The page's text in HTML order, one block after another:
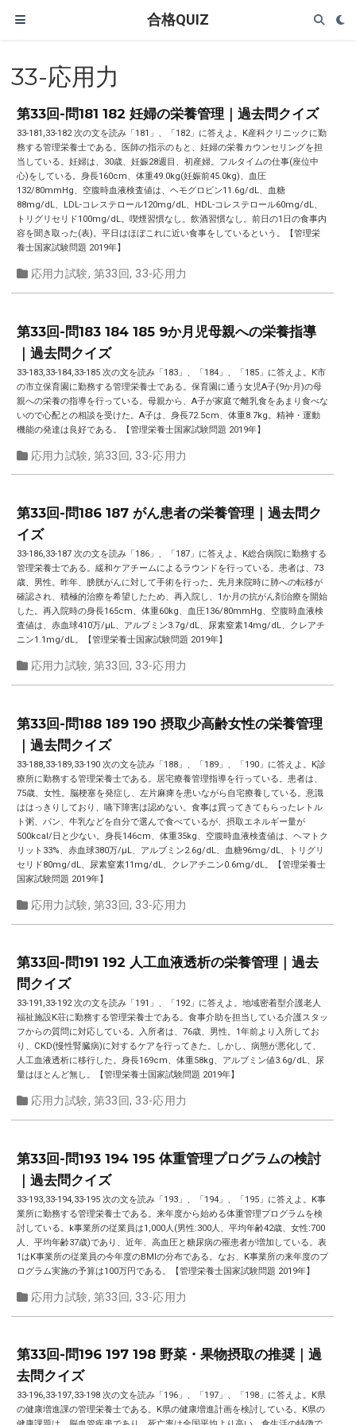
合格QUIZ
33-応用力
第33回-問181 182 妊婦の栄養管理｜過去問クイズ
33-181,33-182 次の文を読み「181」、「182」に答えよ。K産科クリニックに勤
務する管理栄養士である。医師の指示のもと、妊婦の栄養カウンセリングを担
当している。妊婦は、30歳、妊娠28週目、初産婦。フルタイムの仕事(座位中
心)をしている。身長160cm、体重49.0kg(妊娠前45.0kg)、血圧
132/80mmHg、空腹時血液検査値は、ヘモグロビン11.6g/dL、血糖
88mg/dL、LDL-コレステロール120mg/dL、HDL-コレステロール60mg/dL、
トリグリセリド100mg/dL。喫煙習慣なし。飲酒習慣なし。前日の1日の食事内
容を聞き取った(表)。平日はほぼこれに近い食事をしているという。【管理栄
養士国家試験問題 2019年】
応用力試験, 第33回, 33-応用力
第33回-問183 184 185 9か月児母親への栄養指導
｜過去問クイズ
33-183,33-184,33-185 次の文を読み「183」、「184」、「185」に答えよ。K市
の市立保育園に勤務する管理栄養士である。保育園に通う女児A子(9か月)の母
親への栄養の指導を行っている。母親から、A子が家庭で離乳食をあまり食べな
いので心配との相談を受けた。A子は、身長72.5cm、体重8.7kg。精神・運動
機能の発達は良好である。【管理栄養士国家試験問題 2019年】
応用力試験, 第33回, 33-応用力
第33回-問186 187 がん患者の栄養管理｜過去問ク
イズ
33-186,33-187 次の文を読み「186」、「187」に答えよ。K総合病院に勤務する
管理栄養士である。緩和ケアチームによるラウンドを行っている。患者は、73
歳、男性。昨年、膀胱がんに対して手術を行った。先月来院時に肺への転移が
確認され、積極的治療を希望したため、再入院し、1か月の抗がん剤治療を開始
した。再入院時の身長165cm、体重60kg、血圧136/80mmHg、空腹時血液検
査値は、赤血球410万/μL、アルブミン3.7g/dL、尿素窒素14mg/dL、クレアチ
ニン1.1mg/dL。【管理栄養士国家試験問題 2019年】
応用力試験, 第33回, 33-応用力
第33回-問188 189 190 摂取少高齢女性の栄養管理
｜過去問クイズ
33-188,33-189,33-190 次の文を読み「188」、「189」、「190」に答えよ。K診
療所に勤務する管理栄養士である。居宅療養管理指導を行っている。患者は、
75歳、女性。脳梗塞を発症し、左片麻痺を患いながら自宅療養している。意識
ははっきりしており、嚥下障害は認めない。食事は買ってきてもらったレトル
ト粥、パン、牛乳などを自分で選んで食べているが、摂取エネルギー量が
500kcal/日と少ない。身長146cm、体重35kg、空腹時血液検査値は、ヘマトク
リット33%、赤血球380万/μL、アルブミン2.6g/dL、血糖96mg/dL、トリグリ
セリド80mg/dL、尿素窒素11mg/dL、クレアチニン0.6mg/dL。【管理栄養士
国家試験問題 2019年】
応用力試験, 第33回, 33-応用力
第33回-問191 192 人工血液透析の栄養管理｜過去
問クイズ
33-191,33-192 次の文を読み「191」、「192」に答えよ。地域密着型介護老人
福祉施設K荘に勤務する管理栄養士である。食事介助を担当している介護スタッ
フからの質問に対応している。入所者は、76歳、男性。1年前より入所してお
り、CKD(慢性腎臓病)に対するケアを行ってきた。しかし、病態が悪化して、
人工血液透析に移行した。身長169cm、体重58kg、アルブミン値3.6g/dL、尿
量はほとんど無し。【管理栄養士国家試験問題 2019年】
応用力試験, 第33回, 33-応用力
第33回-問193 194 195 体重管理プログラムの検討
｜過去問クイズ
33-193,33-194,33-195 次の文を読み「193」、「194」、「195」に答えよ。K事
業所に勤務する管理栄養士である。来年度から始める体重管理プログラムを検
討している。k事業所の従業員は1,000人(男性:300人、平均年齢42歳、女性:700
人、平均年齢37歳)であり、近年、高血圧と糖尿病の罹患者が増加している。表
1はK事業所の従業員の今年度のBMIの分布である。なお、K事業所の来年度のプ
ログラム実施の予算は100万円である。【管理栄養士国家試験問題 2019年】
応用力試験, 第33回, 33-応用力
第33回-問196 197 198 野菜・果物摂取の推奨｜過
去問クイズ
33-196,33-197,33-198 次の文を読み「196」、「197」、「198」に答えよ。K県
の健康増進課の管理栄養士である。K県の健康増進計画を検討している。K県の